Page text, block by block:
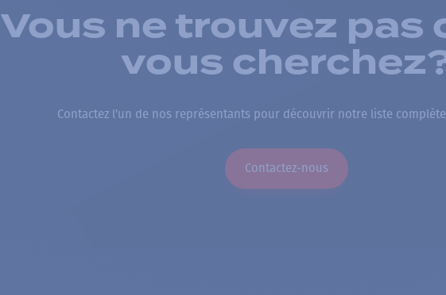
Vous ne trouvez pas
vous
Contactez l’un de nos représentants pour découvrir notre liste
Contactez-nous